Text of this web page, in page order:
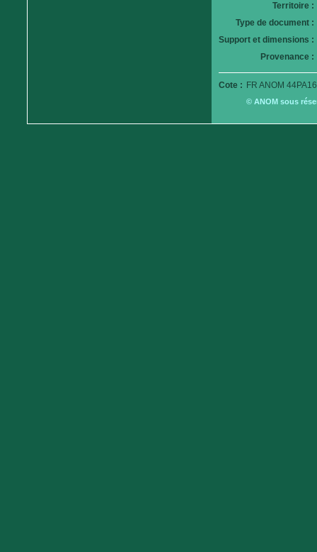
Territoire :
Type de document :
Support et dimensions :
Provenance :
Cote : FR ANOM
© ANOM sous